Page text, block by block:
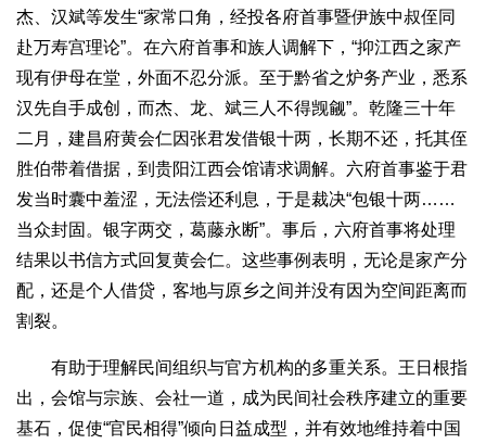
杰、汉斌等发生“家常口角，经投各府首事暨伊族中叔侄同
赴万寿宫理论”。在六府首事和族人调解下，“抑江西之家产
现有伊母在堂，外面不忍分派。至于黔省之炉务产业，悉系
汉先自手成创，而杰、龙、斌三人不得觊觎”。乾隆三十年
二月，建昌府黄会仁因张君发借银十两，长期不还，托其侄
胜伯带着借据，到贵阳江西会馆请求调解。六府首事鉴于君
发当时囊中羞涩，无法偿还利息，于是裁决“包银十两……
当众封固。银字两交，葛藤永断”。事后，六府首事将处理
结果以书信方式回复黄会仁。这些事例表明，无论是家产分
配，还是个人借贷，客地与原乡之间并没有因为空间距离而
割裂。
有助于理解民间组织与官方机构的多重关系。王日根指
出，会馆与宗族、会社一道，成为民间社会秩序建立的重要
基石，促使“官民相得”倾向日益成型，并有效地维持着中国